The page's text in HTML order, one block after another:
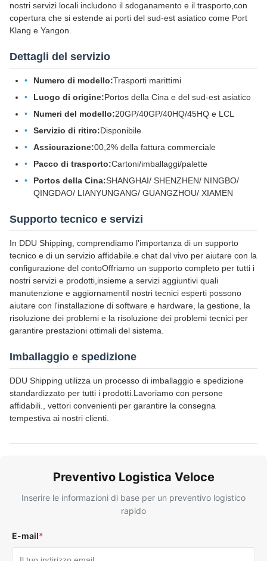
nostri servizi locali includono il sdoganamento e il trasporto,con
copertura che si estende ai porti del sud-est asiatico come Port
Klang e Yangon.
Dettagli del servizio
Numero di modello:Trasporti marittimi
Luogo di origine:Portos della Cina e del sud-est asiatico
Numeri del modello:20GP/40GP/40HQ/45HQ e LCL
Servizio di ritiro:Disponibile
Assicurazione:00,2% della fattura commerciale
Pacco di trasporto:Cartoni/imballaggi/palette
Portos della Cina:SHANGHAI/ SHENZHEN/ NINGBO/
QINGDAO/ LIANYUNGANG/ GUANGZHOU/ XIAMEN
Supporto tecnico e servizi
In DDU Shipping, comprendiamo l'importanza di un supporto
tecnico e di un servizio affidabile.e chat dal vivo per aiutare con la
configurazione del contoOffriamo un supporto completo per tutti i
nostri servizi e prodotti,insieme a servizi aggiuntivi quali
manutenzione e aggiornamentiI nostri tecnici esperti possono
aiutare con l'installazione di software e hardware, la gestione, la
risoluzione dei problemi e la risoluzione dei problemi tecnici per
garantire prestazioni ottimali del sistema.
Imballaggio e spedizione
DDU Shipping utilizza un processo di imballaggio e spedizione
standardizzato per tutti i prodotti.Lavoriamo con persone
affidabili., vettori convenienti per garantire la consegna
tempestiva ai nostri clienti.
Preventivo Logistica Veloce
Inserire le informazioni di base per un preventivo logistico
rapido
E-mail*